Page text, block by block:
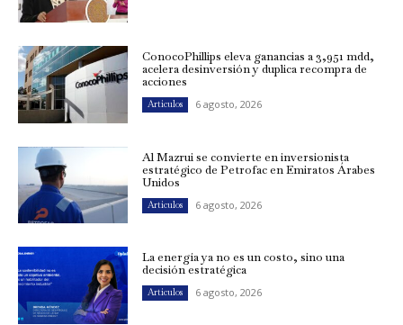
ConocoPhillips eleva ganancias a 3,951 mdd,
acelera desinversión y duplica recompra de
acciones
Artículos 6 agosto, 2026
Al Mazrui se convierte en inversionista
estratégico de Petrofac en Emiratos Árabes
Unidos
Artículos 6 agosto, 2026
La energía ya no es un costo, sino una
decisión estratégica
Artículos 6 agosto, 2026